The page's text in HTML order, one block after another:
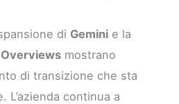
di Gemini e la
mostrano
di transizione che sta
L’azienda continua a